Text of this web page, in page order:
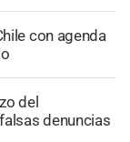
con agenda
del
denuncias